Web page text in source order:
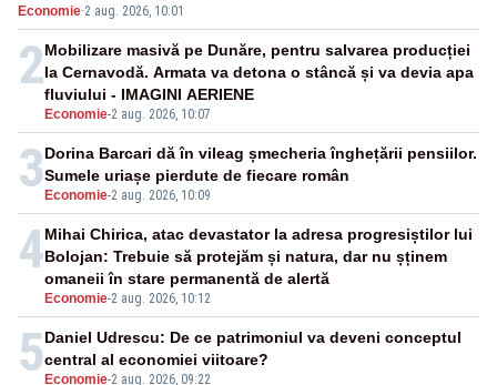
pensii
Economie·2 aug. 2026, 10:01
2
Economie-2 aug. 2026, 10:07
Mobilizare masivă pe Dunăre, pentru salvarea producției
la Cernavodă. Armata va detona o stâncă și va devia apa
fluviului - IMAGINI AERIENE
3 Economie-2 aug. 2026, 10:09
Dorina Barcari dă în vileag șmecheria înghețării pensiilor.
Sumele uriașe pierdute de fiecare român
4
Economie-2 aug. 2026, 10:12
Mihai Chirica, atac devastator la adresa progresiștilor lui
Bolojan: Trebuie să protejăm și natura, dar nu șținem
omaneii în stare permanentă de alertă
5 Economie-2 aug. 2026, 09:22
Daniel Udrescu: De ce patrimoniul va deveni conceptul
central al economiei viitoare?